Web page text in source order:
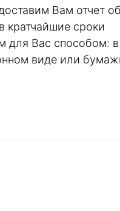
Вам отчет об
кратчайшие сроки
для Вас способом: в
виде или